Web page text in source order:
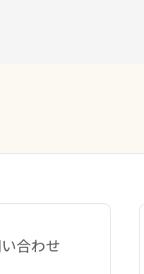
合わせ